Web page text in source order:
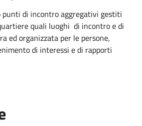
punti di incontro aggregativi gestiti
quali luoghi di incontro e di
ed organizzata per le persone,
di interessi e di rapporti